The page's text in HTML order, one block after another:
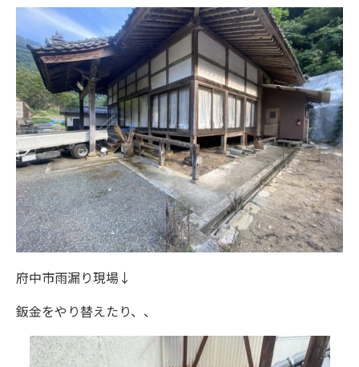
府中市雨漏り現場↓
鈑金をやり替えたり、、